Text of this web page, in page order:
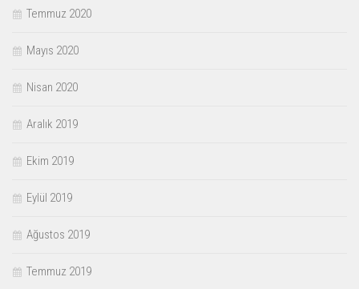
Temmuz 2020
Mayıs 2020
Nisan 2020
Aralık 2019
Ekim 2019
Eylül 2019
Ağustos 2019
Temmuz 2019